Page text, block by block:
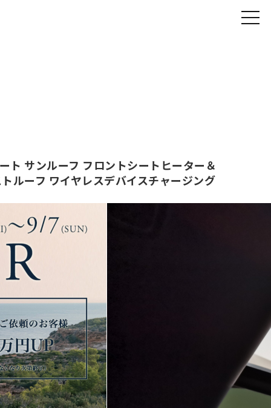
ト サンルーフ フロントシートヒーター＆
ルーフ ワイヤレスデバイスチャージング